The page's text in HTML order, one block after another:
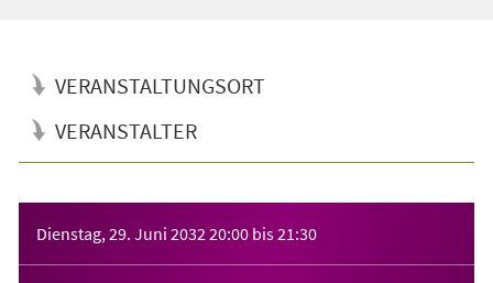
VERANSTALTUNGSORT
VERANSTALTER
Dienstag, 29. Juni 2032 20:00 bis21:30